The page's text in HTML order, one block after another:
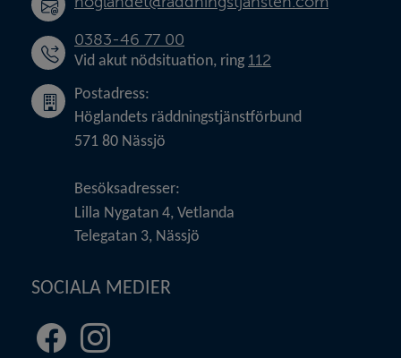
0383-46 77 00
Vid akut nödsituation, ring 112
Postadress:
Höglandets räddningstjänstförbund
571 80 Nässjö
Besöksadresser:
Lilla Nygatan 4, Vetlanda
Telegatan 3, Nässjö
SOCIALA MEDIER
FacebookInstagram